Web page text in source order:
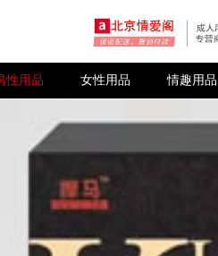
性用品 女性用品 情趣用品